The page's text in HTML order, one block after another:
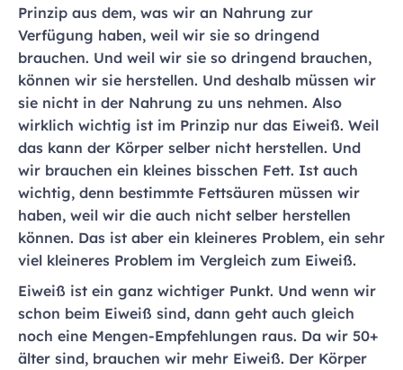
Prinzip aus dem, was wir an Nahrung zur
Verfügung haben, weil wir sie so dringend
brauchen. Und weil wir sie so dringend brauchen,
können wir sie herstellen. Und deshalb müssen wir
sie nicht in der Nahrung zu uns nehmen. Also
wirklich wichtig ist im Prinzip nur das Eiweiß. Weil
das kann der Körper selber nicht herstellen. Und
wir brauchen ein kleines bisschen Fett. Ist auch
wichtig, denn bestimmte Fettsäuren müssen wir
haben, weil wir die auch nicht selber herstellen
können. Das ist aber ein kleineres Problem, ein sehr
viel kleineres Problem im Vergleich zum Eiweiß.
Eiweiß ist ein ganz wichtiger Punkt. Und wenn wir
schon beim Eiweiß sind, dann geht auch gleich
noch eine Mengen-Empfehlungen raus. Da wir 50+
älter sind, brauchen wir mehr Eiweiß. Der Körper